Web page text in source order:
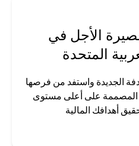
الأجل في
المتحدة
الجديدة واستفد من فرصها
المصممة على أعلى مستوى
أهدافك المالية